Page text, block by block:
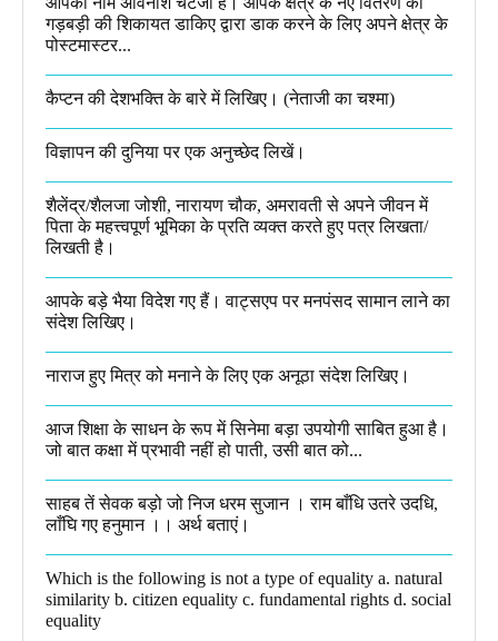
गड़बड़ी की शिकायत डाकिए द्वारा डाक करने के लिए अपने क्षेत्र के
पोस्टमास्टर...
कैप्टन की देशभक्ति के बारे में लिखिए।​ (नेताजी का चश्मा)
विज्ञापन की दुनिया पर एक अनुच्छेद लिखें।
शैलेंद्र/शैलजा जोशी, नारायण चौक, अमरावती से अपने जीवन में
पिता के महत्त्वपूर्ण भूमिका के प्रति व्यक्त करते हुए पत्र लिखता/
लिखती है।​
आपके बड़े भैया विदेश गए हैं। वाट्सएप पर मनपंसद सामान लाने का
संदेश लिखिए।
नाराज हुए मित्र को मनाने के लिए एक अनूठा संदेश लिखिए।
आज शिक्षा के साधन के रूप में सिनेमा बड़ा उपयोगी साबित हुआ है।
जो बात कक्षा में प्रभावी नहीं हो पाती, उसी बात को...
साहब तें सेवक बड़ो जो निज धरम सुजान । राम बाँधि उतरे उदधि,
लाँघि गए हनुमान ।।​ अर्थ बताएं।
Which is the following is not a type of equality a. natural
similarity b. citizen equality c. fundamental rights d. social
equality​